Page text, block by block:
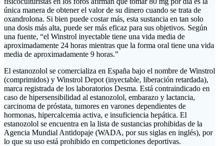
única manera de obtener el valor de su dinero cuando se trata de
oxandrolona. Si bien puede costar más, esta sustancia en tan solo
una dosis más alta, puede ser más eficaz para sus objetivos. Según
una fuente, “el Winstrol inyectable tiene una vida media de
aproximadamente 24 horas mientras que la forma oral tiene una vida
media de aproximadamente 9 horas.”
El estanozolol se comercializa en España bajo el nombre de Winstrol
(comprimidos) y Winstrol Depot (inyectable, liberación retardada),
marca registrada de los laboratorios Desma. Está contraindicado en
caso de hipersensibilidad al estanozolol, embarazo y lactancia,
carcinoma de próstata, tumores en varones dependientes de
hormonas, hipercalcemia activa, e insuficiencia hepática. El
estanozolol se encuentra en la lista de sustancias prohibidas de la
Agencia Mundial Antidopaje (WADA, por sus siglas en inglés), por
lo que su uso está prohibido en competiciones deportivas.